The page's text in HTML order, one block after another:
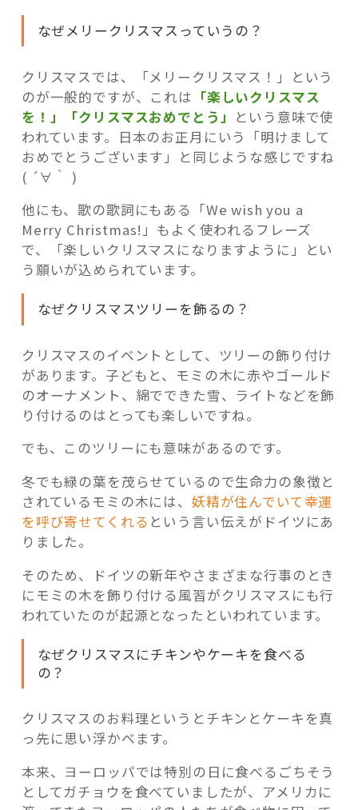
なぜメリークリスマスっていうの？
クリスマスでは、「メリークリスマス！」という
のが一般的ですが、これは 「楽しいクリスマス
を！」「クリスマスおめでとう」 という意味で使
われています。日本のお正月にいう「明けまして
おめでとうございます」と同じような感じですね
( ´∀｀ )
他にも、歌の歌詞にもある「We wish you a
Merry Christmas!」もよく使われるフレーズ
で、「楽しいクリスマスになりますように」とい
う願いが込められています。
なぜクリスマスツリーを飾るの？
クリスマスのイベントとして、ツリーの飾り付け
があります。子どもと、モミの木に赤やゴールド
のオーナメント、綿でできた雪、ライトなどを飾
り付けるのはとっても楽しいですね。
でも、このツリーにも意味があるのです。
冬でも緑の葉を茂らせているので生命力の象徴と
されているモミの木には、 妖精が住んでいて幸運
を呼び寄せてくれる という言い伝えがドイツにあ
りました。
そのため、ドイツの新年やさまざまな行事のとき
にモミの木を飾り付ける風習がクリスマスにも行
われていたのが起源となったといわれています。
なぜクリスマスにチキンやケーキを食べる
の？
クリスマスのお料理というとチキンとケーキを真
っ先に思い浮かべます。
本来、ヨーロッパでは特別の日に食べるごちそう
としてガチョウを食べていましたが、アメリカに